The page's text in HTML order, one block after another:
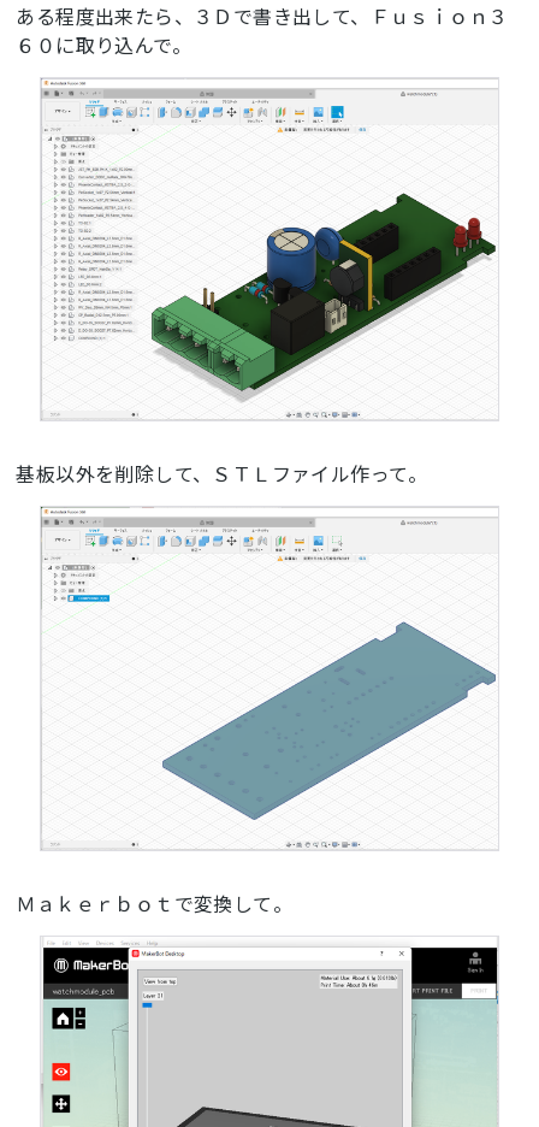
ある程度出来たら、３Ｄで書き出して、Ｆｕｓｉｏｎ３
６０に取り込んで。
基板以外を削除して、ＳＴＬファイル作って。
Ｍａｋｅｒｂｏｔで変換して。